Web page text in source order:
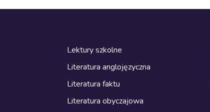
Lektury szkolne
Literatura anglojęzyczna
Literatura faktu
Literatura obyczajowa